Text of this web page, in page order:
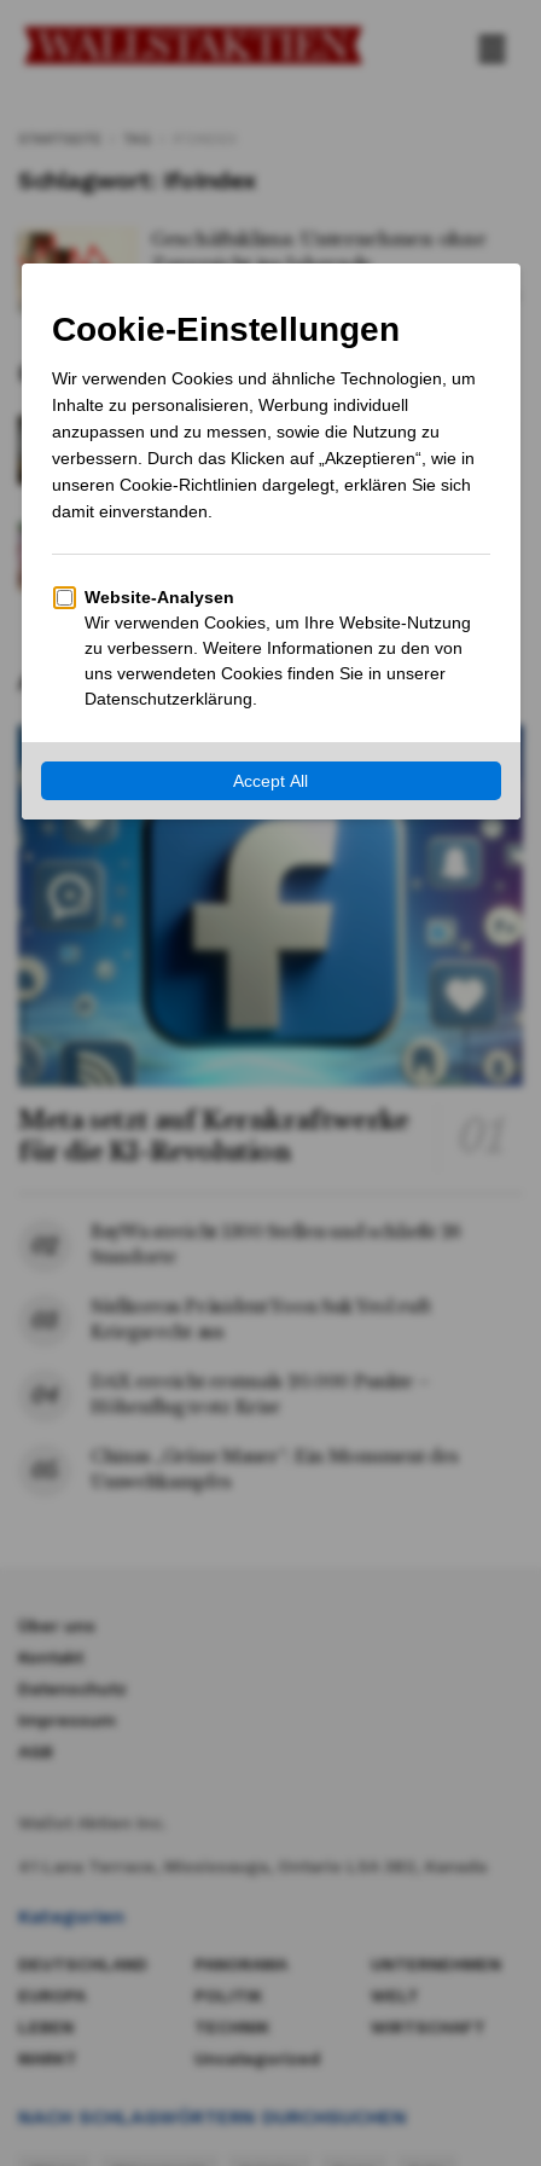
Schlagwort:IfoIndex
Geschäftsklima: Unternehmen ohne
Zuversicht ins Jahrende
Empfohlene Artikel
Dax und Dow Jones auf Rekordniveau zum
Jahresbeginn
7 MONATEN VOR
den Markt
6 MONATEN VOR
Aktuelle Nachrichten
Meta setzt auf Kernkraftwerke
für die KI-Revolution
BayWa streicht 1300 Stellen und schließt 26
Standorte
Südkoreas Präsident Yoon Suk Yeol ruft
Kriegsrecht aus
DAX erreicht erstmals 20.000 Punkte –
Höhenflug trotz Krise
Chinas „Grüne Mauer“: Ein Monument des
Umweltkampfes
Über uns
Kontakt
Datenschutz
Impressum
AGB
Wallst Aktien Inc.
41 Lana Terrace, Mississauga, Ontario L5A 3B2, Kanada​
Kategorien
DEUTSCHLAND
EUROPA
LEBEN
MARKT
PANORAMA
POLITIK
TECHNIK
Uncategorized
UNTERNEHMEN
WELT
WIRTSCHAFT
NACH SCHLAGWÖRTERN DURCHSUCHEN